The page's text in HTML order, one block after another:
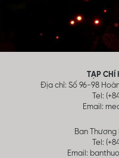
TẠP CHÍ
Địa chỉ: Số 96-98
Tel:
Email:
Ban
Tel:
Email: